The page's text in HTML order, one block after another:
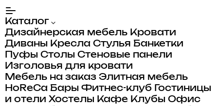
Каталог
Дизайнерская мебель Кровати
Диваны Кресла Стулья Банкетки
Пуфы Столы Стеновые панели
Изголовья для кровати
Мебель на заказ Элитная мебель
HoReCa Бары Фитнес-клуб
Гостиницы
и отели Хостелы Кафе Клубы Офис